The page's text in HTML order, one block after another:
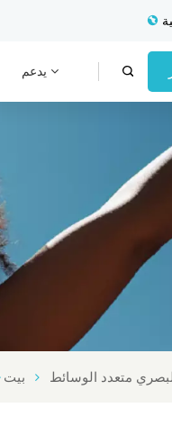
English
Español
Italiano
العربية
يدعم
بيت متعدد الوسائط